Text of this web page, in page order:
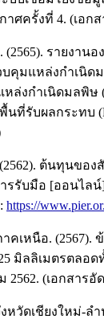
ศครั้งที่ 4. (เอกส
รายงานอ
คุมแหล่งกำเนิด
ล่งกำเนิดมลพิษ
ที่รับผลกระทบ
ต้นทุนของ
รรับมือ [ออนไล
https://
คเหนือ. (2567).
มิลลิเมตรตลอด
(เอกสารอั
วัดเชียงใหม่-ลำ